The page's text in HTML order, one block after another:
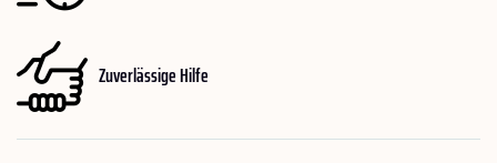
Zuverlässige Hilfe